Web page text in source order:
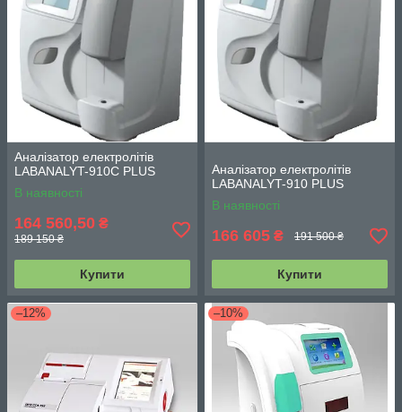
Аналізатор електролітів
LABANALYT-910C PLUS
В наявності
164 560,50 ₴
189 150 ₴
Купити
Аналізатор електролітів
LABANALYT-910 PLUS
В наявності
166 605 ₴ 191 500 ₴
Купити
–12% –10%